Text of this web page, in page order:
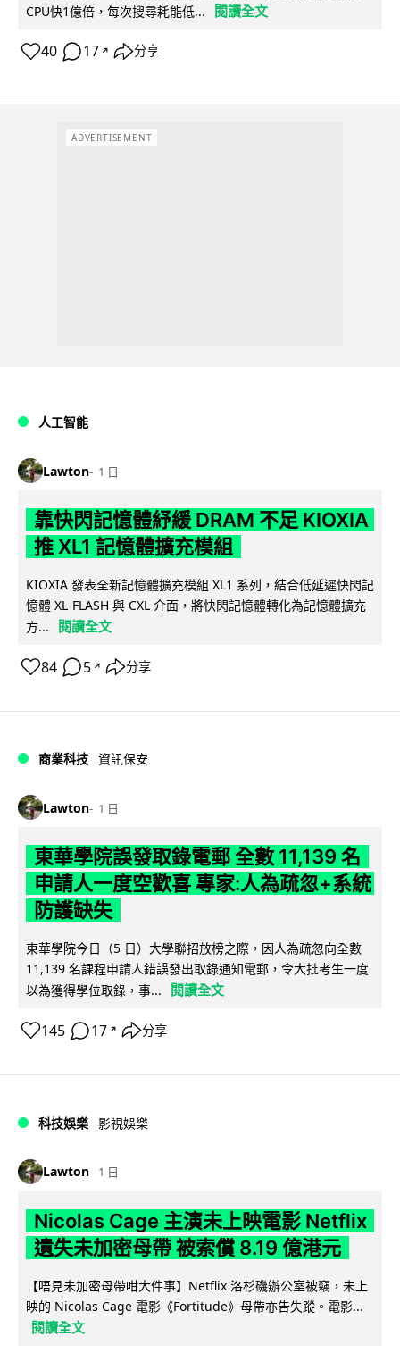
CPU快1億倍，每次搜尋耗能低...
閱讀全文
40 17 ↗ 分享
ADVERTISEMENT
人工智能
Lawton 1 日
靠快閃記憶體紓緩 DRAM 不足 KIOXIA
推 XL1 記憶體擴充模組
KIOXIA 發表全新記憶體擴充模組 XL1 系列，結合低延遲快閃記
憶體 XL-FLASH 與 CXL 介面，將快閃記憶體轉化為記憶體擴充
方...
閱讀全文
84 5 ↗ 分享
商業科技 資訊保安
Lawton 1 日
東華學院誤發取錄電郵 全數 11,139 名
申請人一度空歡喜 專家:人為疏忽+系統
防護缺失
東華學院今日（5 日）大學聯招放榜之際，因人為疏忽向全數
11,139 名課程申請人錯誤發出取錄通知電郵，令大批考生一度
以為獲得學位取錄，事...
閱讀全文
145 17 ↗ 分享
科技娛樂 影視娛樂
Lawton 1 日
Nicolas Cage 主演未上映電影 Netflix
遺失未加密母帶 被索償 8.19 億港元
【唔見未加密母帶咁大件事】Netflix 洛杉磯辦公室被竊，未上
映的 Nicolas Cage 電影《Fortitude》母帶亦告失蹤。電影...
閱讀全文